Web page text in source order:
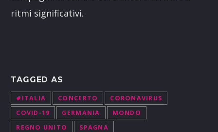
ritmi significativi.
TAGGED AS
#ITALIA CONCERTO
CORONAVIRUS
COVID-19
GERMANIA
MONDO
REGNO UNITO
SPAGNA